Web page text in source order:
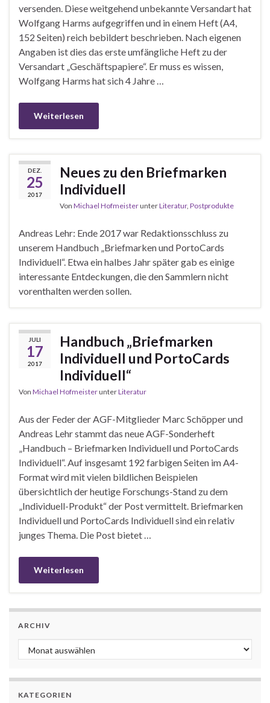
versenden. Diese weitgehend unbekannte Versandart hat
Wolfgang Harms aufgegriffen und in einem Heft (A4,
152 Seiten) reich bebildert beschrieben. Nach eigenen
Angaben ist dies das erste umfängliche Heft zu der
Versandart „Geschäftspapiere“. Er muss es wissen,
Wolfgang Harms hat sich 4 Jahre …
Weiterlesen
DEZ.
25
2017
Neues zu den Briefmarken
Individuell
Von Michael HofmeisterunterLiteratur, Postprodukte
Andreas Lehr: Ende 2017 war Redaktionsschluss zu
unserem Handbuch „Briefmarken und PortoCards
Individuell“. Etwa ein halbes Jahr später gab es einige
interessante Entdeckungen, die den Sammlern nicht
vorenthalten werden sollen.
JULI
17
2017
Handbuch „Briefmarken
Individuell und PortoCards
Individuell“
Von Michael HofmeisterunterLiteratur
Aus der Feder der AGF-Mitglieder Marc Schöpper und
Andreas Lehr stammt das neue AGF-Sonderheft
„Handbuch – Briefmarken Individuell und PortoCards
Individuell“. Auf insgesamt 192 farbigen Seiten im A4-
Format wird mit vielen bildlichen Beispielen
übersichtlich der heutige Forschungs-Stand zu dem
„Individuell-Produkt“ der Post vermittelt. Briefmarken
Individuell und PortoCards Individuell sind ein relativ
junges Thema. Die Post bietet …
Weiterlesen
ARCHIV
Archiv
KATEGORIEN